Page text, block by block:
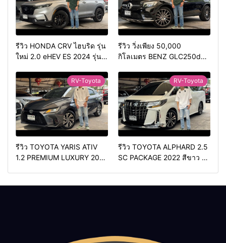
รีวิว HONDA CRV ไฮบริด รุ่น
ใหม่ 2.0 eHEV ES 2024 รุ่น
วิ่ง3หมื่นกว่าโล
รีวิว วิ่งเพียง 50,000
กิโลเมตร BENZ GLC250d
เดียว ดีเซล สวยหายาก ทรง
สปอร์ต
RV-Toyota
รีวิว TOYOTA YARIS ATIV
1.2 PREMIUM LUXURY 2024
RV-Toyota
รีวิว TOYOTA ALPHARD 2.5
SC PACKAGE 2022 สีขาว ท้อ